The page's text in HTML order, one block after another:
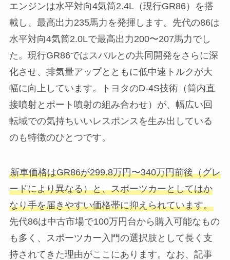
エンジンは水平対向4気筒2.4L（現行GR86）を搭
載し、最高出力235馬力を発揮します。先代の86は
水平対向4気筒2.0Lで最高出力200〜207馬力でし
た。現行GR86ではスバルとの共同開発をさらに深
化させ、排気量アップとともに低中速トルクが大
幅に向上しています。トヨタのD-4S技術（筒内直
接噴射とポート噴射の組み合わせ）が、幅広い回
転域での気持ちいいレスポンスを生み出している
のも特徴のひとつです。
新車価格はGR86が299.8万円〜340万円前後（グレ
ードにより異なる）と、スポーツカーとしてはか
なり手を届きやすい価格帯に抑えられています。
先代86は中古市場で100万円台から購入可能なもの
も多く、スポーツカー入門の選択肢として長く支
持されてきた理由がここにあります。なお、記事